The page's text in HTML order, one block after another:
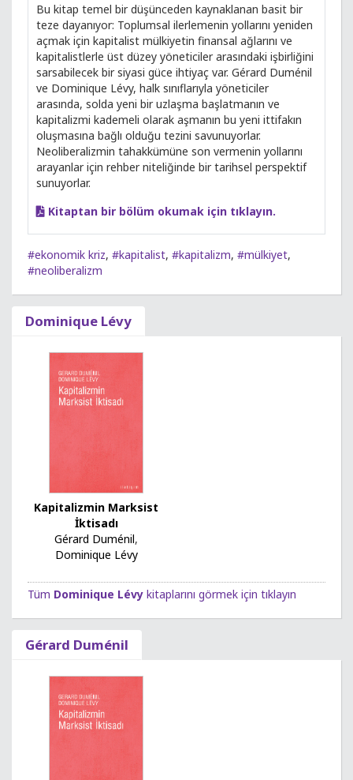
Bu kitap temel bir düşünceden kaynaklanan basit bir
teze dayanıyor: Toplumsal ilerlemenin yollarını yeniden
açmak için kapitalist mülkiyetin finansal ağlarını ve
kapitalistlerle üst düzey yöneticiler arasındaki işbirliğini
sarsabilecek bir siyasi güce ihtiyaç var. Gérard Duménil
ve Dominique Lévy, halk sınıflarıyla yöneticiler
arasında, solda yeni bir uzlaşma başlatmanın ve
kapitalizmi kademeli olarak aşmanın bu yeni ittifakın
oluşmasına bağlı olduğu tezini savunuyorlar.
Neoliberalizmin tahakkümüne son vermenin yollarını
arayanlar için rehber niteliğinde bir tarihsel perspektif
sunuyorlar.
Kitaptan bir bölüm okumak için tıklayın.
#ekonomik kriz, #kapitalist, #kapitalizm, #mülkiyet,
#neoliberalizm
Dominique Lévy
Kapitalizmin Marksist
İktisadı
Gérard Duménil,
Dominique Lévy
Tüm Dominique Lévy kitaplarını görmek için tıklayın
Gérard Duménil